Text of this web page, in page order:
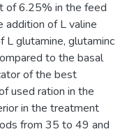
of 6.25% in the feed
addition of L valine
glutamine, glutaminc
to the basal
of the best
used ration in the
in the treatment
from 35 to 49 and